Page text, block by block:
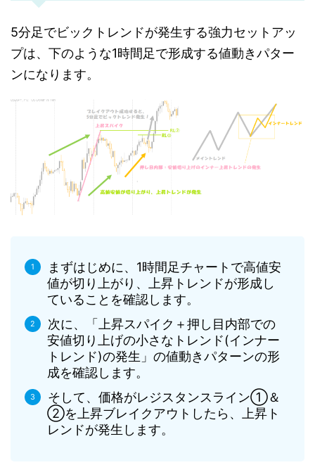
5分足でビックトレンドが発生する強力セットアッ
プは、下のような1時間足で形成する値動きパター
ンになります。
まずはじめに、1時間足チャートで高値安
値が切り上がり、上昇トレンドが形成し
ていることを確認します。
次に、「上昇スパイク＋押し目内部での
安値切り上げの小さなトレンド(インナー
トレンド)の発生」の値動きパターンの形
成を確認します。
そして、価格がレジスタンスライン①＆
②を上昇ブレイクアウトしたら、上昇ト
レンドが発生します。